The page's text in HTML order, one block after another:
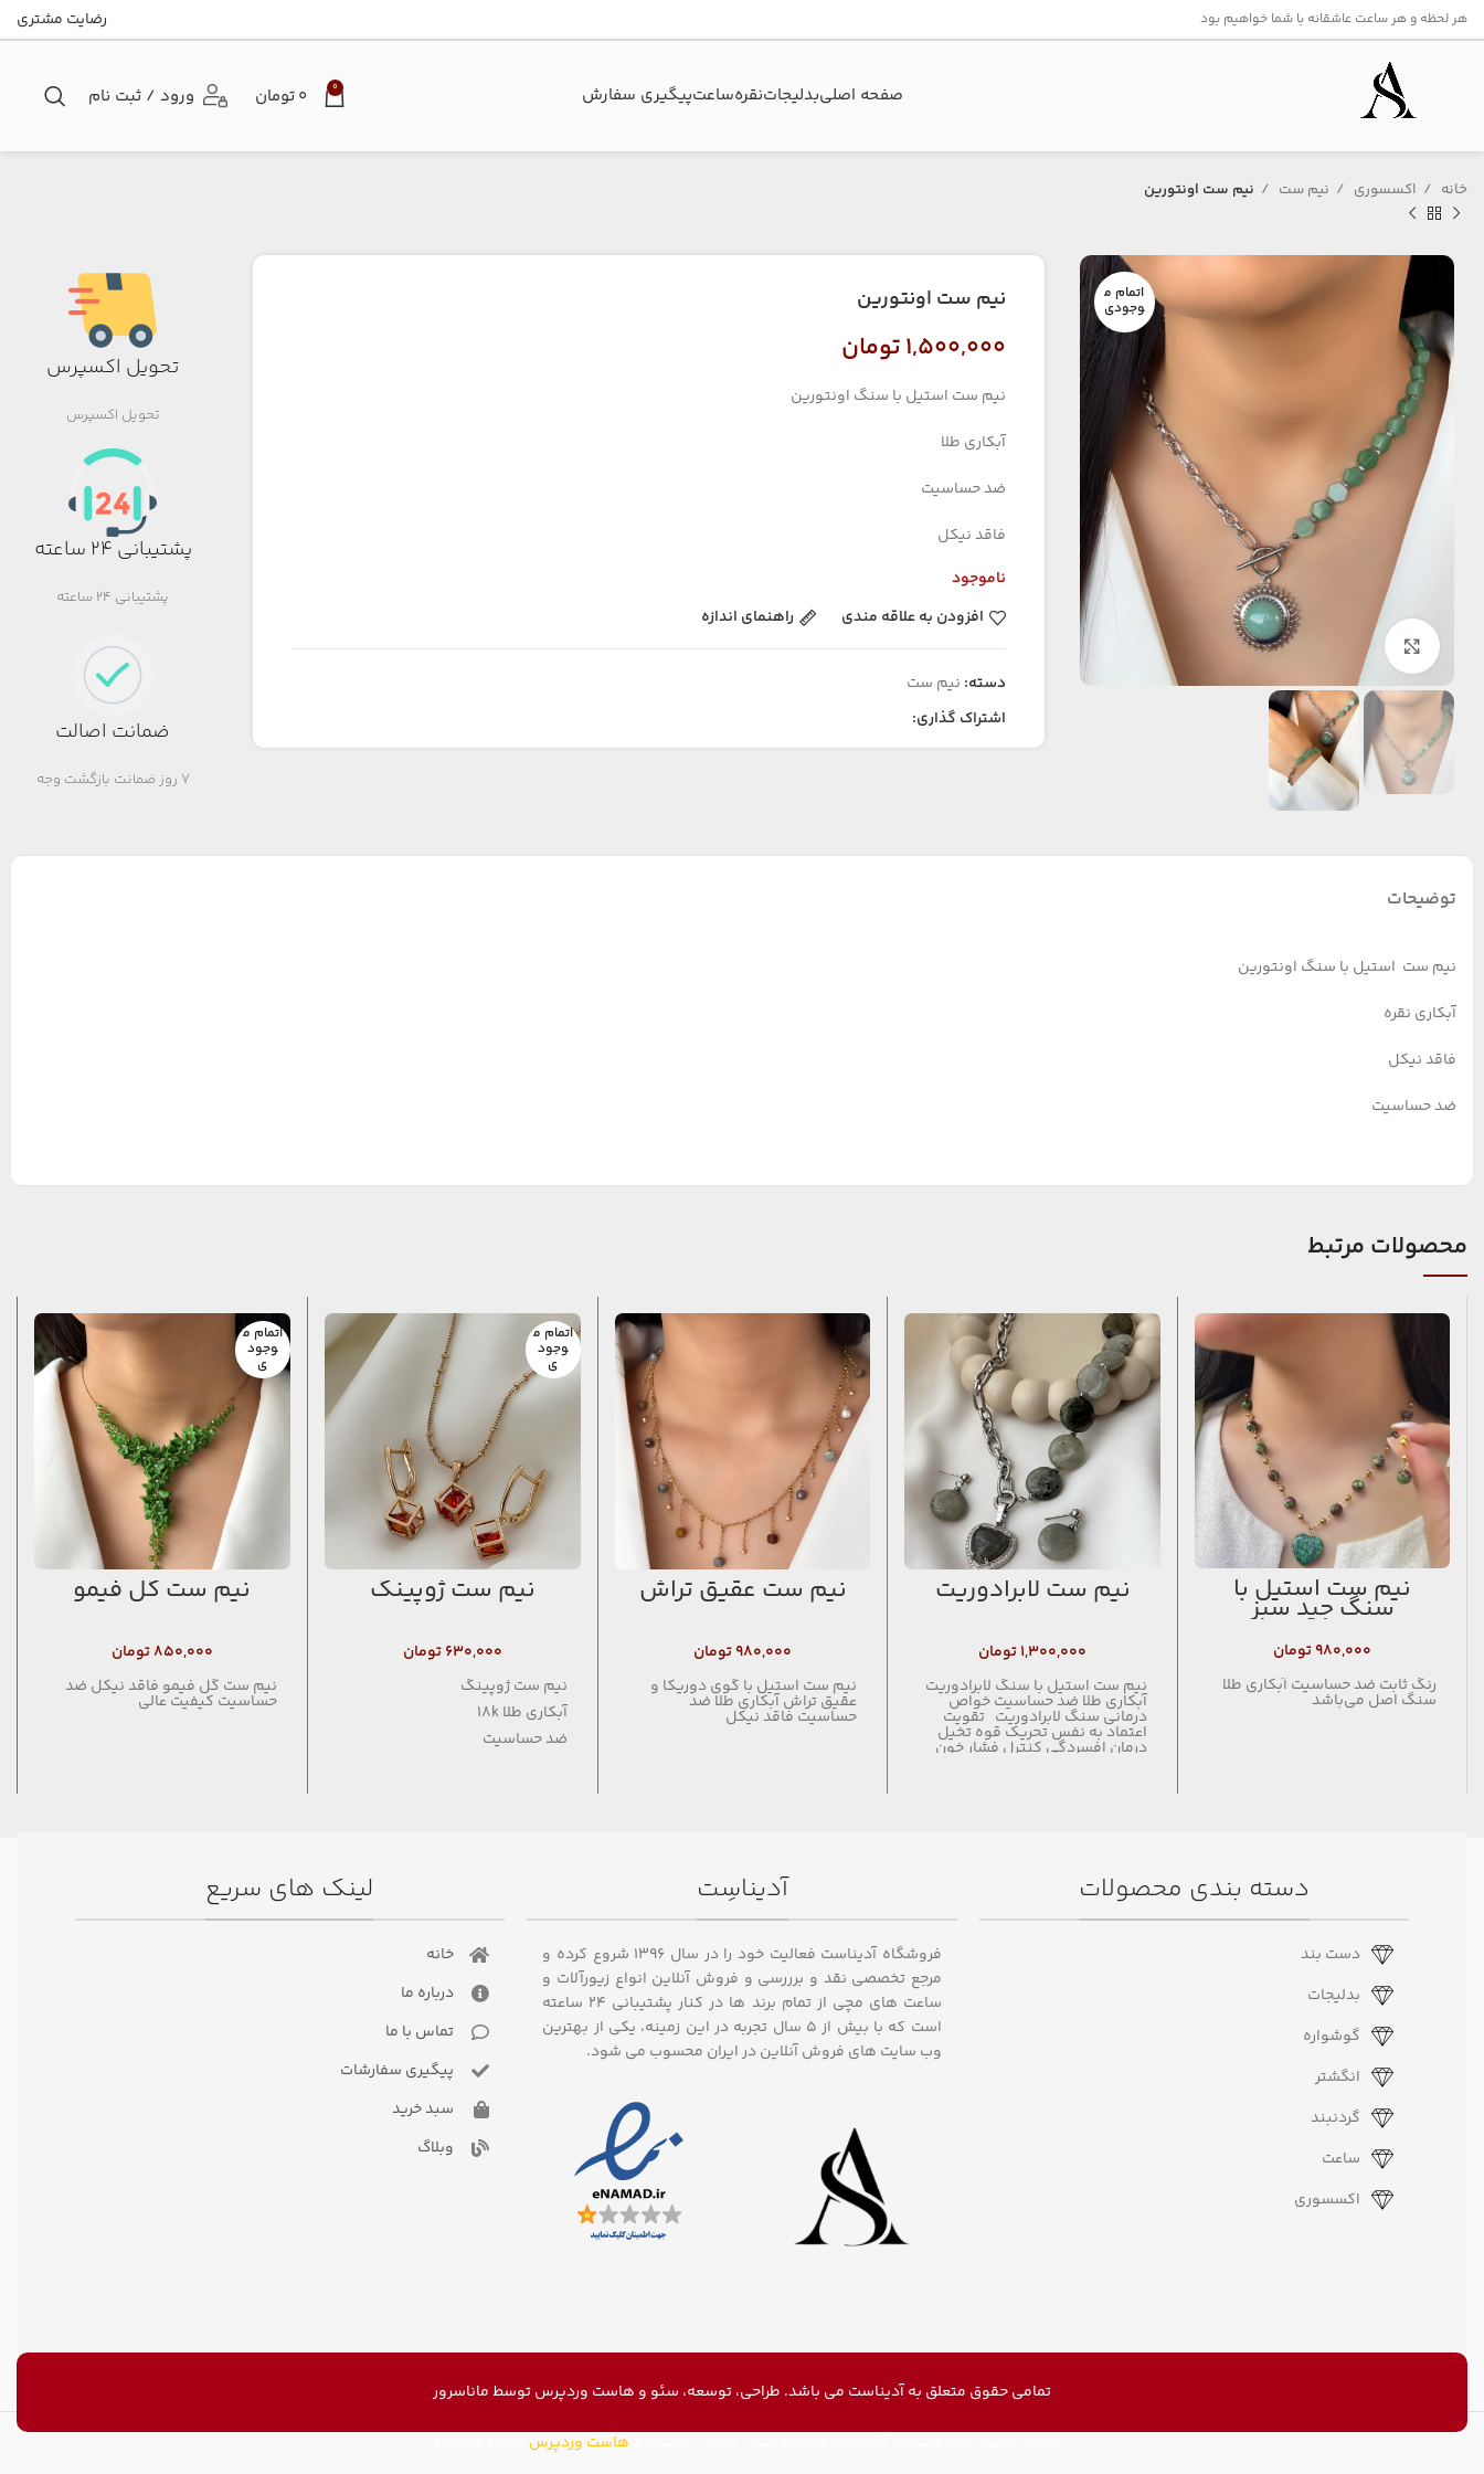
هر لحظه و هر ساعت عاشقانه با شما خواهیم بود رضایت مشتری
صفحه اصلیبدلیجاتنقرهساعتپیگیری سفارش‌ 0 ۰تومان ورود / ثبت نام
خانه اکسسوری نیم ست نیم ست اونتورین
اتمام م
وجودی
بزرگنمایی تصویر
نیم ست اونتورین
۱,۵۰۰,۰۰۰تومان
نیم ست استیل با سنگ اونتورین
آبکاری طلا
ضد حساسیت
فاقد نیکل
ناموجود
افزودن به علاقه مندی
راهنمای اندازه
دسته: نیم ست
اشتراک گذاری:
تحویل اکسپرس
تحویل اکسپرس
پشتیبانی 24 ساعته
پشتیبانی 24 ساعته
ضمانت اصالت
7 روز ضمانت بازگشت وجه
توضیحات
نیم ست استیل با سنگ‌ اونتورین
آبکاری نقره
فاقد نیکل
ضد حساسیت
محصولات مرتبط
نیم ست استیل با
سنگ جید سبز
۹۸۰,۰۰۰تومان
رنگ ثابت ضد حساسیت آبکاری طلا
سنگ اصل می‌باشد
نیم ست لابرادوریت
۱,۳۰۰,۰۰۰تومان
نیم ست استیل با سنگ لابرادوریت
آبکاری طلا ضد حساسیت خواص
درمانی سنگ لابرادوریت تقویت
اعتماد به نفس تحریک قوه تخیل
درمان افسردگی کنترل فشار خون
غذا کمک به سیستم عصبی تنظیم
سوخت و ساز بدن درمان بیماری
های استخوانی درمان و پیشگیری از
بینایی فعال سازی سیستن ایمنی
بدن بهبود و کمک به فعال سازی
قاعدگی کمک به درمان بیماری های
نیم ست عقیق تراش
۹۸۰,۰۰۰تومان
نیم ست استیل با گوی دوریکا و
عقیق تراش آبکاری طلا ضد
حساسیت فاقد نیکل
اتمام م
وجود
ی
نیم ست ژوپینگ
۶۳۰,۰۰۰تومان
نیم ست ژوپینگ
آبکاری طلا 18k
ضد حساسیت
اتمام م
وجود
ی
نیم ست گل فیمو
۸۵۰,۰۰۰تومان
نیم ست گل فیمو فاقد نیکل ضد
حساسیت کیفیت عالی
دسته بندی محصولات
دست بند
بدلیجات
گوشواره
انگشتر
گردنبند
ساعت
اکسسوری
آدیناسِت
فروشگاه آدیناست فعالیت خود را در سال ۱۳۹۶ شروع کرده و
مرجع تخصصی نقد و برررسی و فروش آنلاین انواع زیورآلات و
ساعت های مچی از تمام برند ها در کنار پشتیبانی ۲۴ ساعته
است که با بیش از 5 سال تجربه در این زمینه، یکی از بهترین
وب سایت های فروش آنلاین در ایران محسوب می شود.
لینک های سریع
خانه
درباره ما
تماس با ما
پیگیری سفارشات
سبد خرید
وبلاگ
تمامی حقوق متعلق به آدیناست می باشد. طراحی، توسعه، سئو و هاست وردپرستوسط ماناسرور
هاست وردپرس